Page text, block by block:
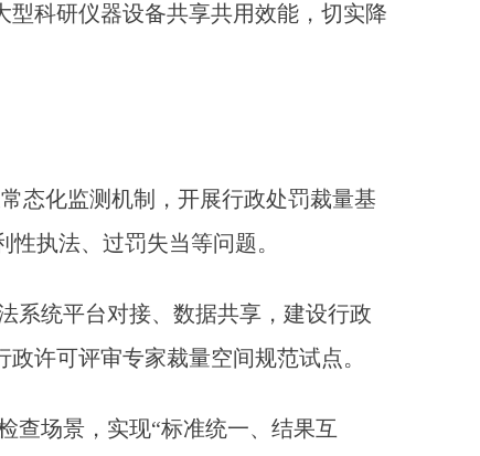
科研仪器设备共享共用效能，切实降
态化监测机制，开展行政处罚裁量基
执法、过罚失当等问题。
系统平台对接、数据共享，建设行政
许可评审专家裁量空间规范试点。
查场景，实现“标准统一、结果互